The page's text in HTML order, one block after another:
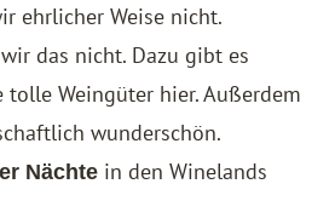
ehrlicher Weise nicht.
das nicht. Dazu gibt es
Weingüter hier. Außerdem
wunderschön.
Nächte in den Winelands